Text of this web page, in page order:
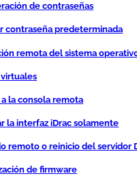
de contraseñas
contraseña predeterminada
remota del sistema
virtuales
la consola remota
la interfaz iDrac solamente
remoto o reinicio del servidor
de firmware